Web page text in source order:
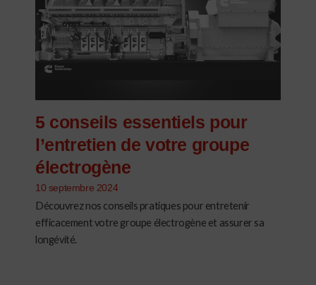
5 conseils essentiels pour
l’entretien de votre groupe
électrogène​
10 septembre 2024
Découvrez nos conseils pratiques pour entretenir
efficacement votre groupe électrogène et assurer sa
longévité.